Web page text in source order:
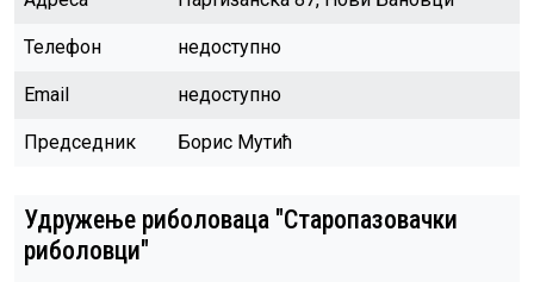
Телефон недоступно
Email недоступно
Председник Борис Мутић
Удружење риболоваца "Старопазовачки
риболовци"